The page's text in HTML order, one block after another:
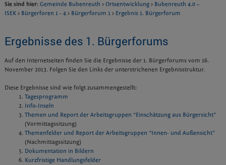
Sie sind hier: Gemeinde Bubenreuth > Ortsentwicklung > Bubenreuth 4.0 –
ISEK > Bürgerforen 1 - 4 > Bürgerforum 1 > Ergebnis 1. Bürgerforum
Ergebnisse des 1. Bürgerforums
Auf den Internetseiten finden Sie die Ergebnisse der 1. Bürgerforums vom 16.
November 2013. Folgen Sie den Links der unterstrichenen Ergebnisstruktur.
Diese Ergebnisse sind wie folgt zusammengestellt:
Tagesprogramm
Info-Inseln
Themen und Report der Arbeitsgruppen “Einschätzung aus Bürgersicht”
(Vormittagssitzung)
Themenfelder und Report der Arbeitsgruppen “Innen- und Außensicht”
(Nachmittagssitzung)
Dokumentation in Bildern
Kurzfristige Handlungsfelder